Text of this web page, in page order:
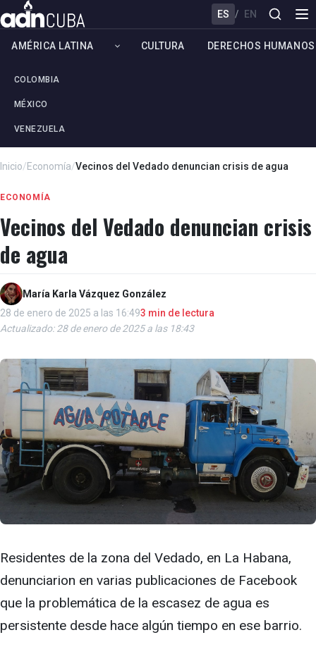
ES / EN
AMÉRICA LATINA
COLOMBIA
MÉXICO
VENEZUELA
CULTURA DERECHOS HUMANOS
Inicio/Economía/Vecinos del Vedado denuncian crisis de agua
ECONOMÍA
Vecinos del Vedado denuncian crisis
de agua
María Karla Vázquez González
28 de enero de 2025 a las 16:493 min de lectura
Actualizado: 28 de enero de 2025 a las 18:43
Residentes de la zona del Vedado, en La Habana,
denunciarion en varias publicaciones de Facebook
que la problemática de la escasez de agua es
persistente desde hace algún tiempo en ese barrio.